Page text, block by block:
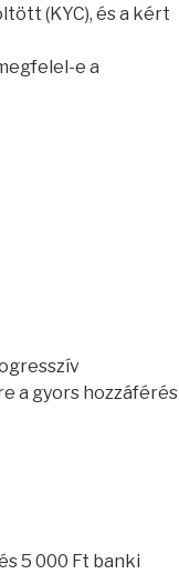
(KYC), és a kért
e a
a gyors hozzáférés
5 000 Ft banki